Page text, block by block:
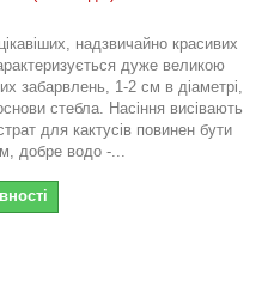
надзвичайно красивих
дуже великою
забарвлень, 1-2 см в діаметрі,
стебла. Насіння висівають
для кактусів повинен бути
добре водо -...